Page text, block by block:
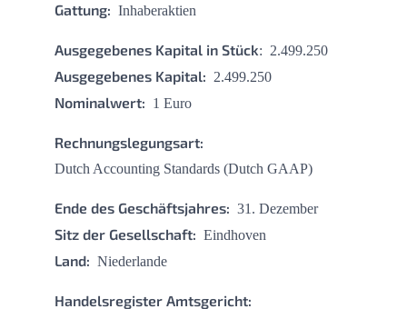
Gattung: Inhaberaktien
Ausgegebenes Kapital in Stück: 2.499.250
Ausgegebenes Kapital: 2.499.250
Nominalwert: 1 Euro
Rechnungslegungsart:
Dutch Accounting Standards (Dutch GAAP)
Ende des Geschäftsjahres: 31. Dezember
Sitz der Gesellschaft: Eindhoven
Land: Niederlande
Handelsregister Amtsgericht: